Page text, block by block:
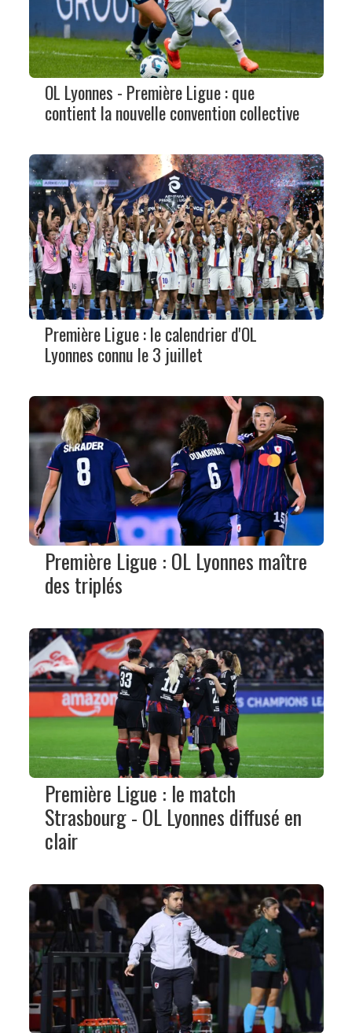
OL Lyonnes - Première Ligue : que
contient la nouvelle convention collective
Première Ligue : le calendrier d'OL
Lyonnes connu le 3 juillet
Première Ligue : OL Lyonnes maître
des triplés
Première Ligue : le match
Strasbourg - OL Lyonnes diffusé en
clair